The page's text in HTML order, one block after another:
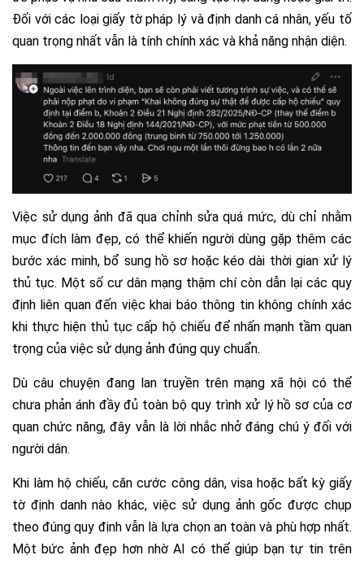
Đối với các loại giấy tờ pháp lý và định danh cá nhân, yếu tố
quan trọng nhất vẫn là tính chính xác và khả năng nhận diện.
Việc sử dụng ảnh đã qua chỉnh sửa quá mức, dù chỉ nhằm
mục đích làm đẹp, có thể khiến người dùng gặp thêm các
bước xác minh, bổ sung hồ sơ hoặc kéo dài thời gian xử lý
thủ tục. Một số cư dân mạng thậm chí còn dẫn lại các quy
định liên quan đến việc khai báo thông tin không chính xác
khi thực hiện thủ tục cấp hộ chiếu để nhấn mạnh tầm quan
trọng của việc sử dụng ảnh đúng quy chuẩn.
Dù câu chuyện đang lan truyền trên mạng xã hội có thể
chưa phản ánh đầy đủ toàn bộ quy trình xử lý hồ sơ của cơ
quan chức năng, đây vẫn là lời nhắc nhở đáng chú ý đối với
người dân.
Khi làm hộ chiếu, căn cước công dân, visa hoặc bất kỳ giấy
tờ định danh nào khác, việc sử dụng ảnh gốc được chụp
theo đúng quy định vẫn là lựa chọn an toàn và phù hợp nhất.
Một bức ảnh đẹp hơn nhờ AI có thể giúp bạn tự tin trên